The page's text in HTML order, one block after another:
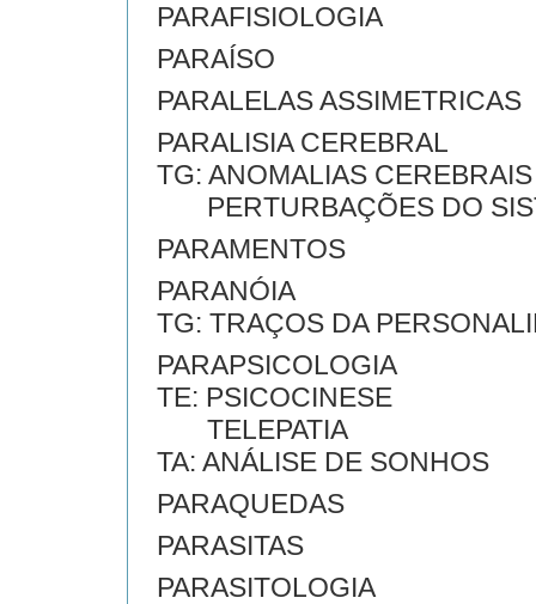
PARAFISIOLOGIA
PARAÍSO
PARALELAS ASSIMETRICAS
PARALISIA CEREBRAL
TG: ANOMALIAS CEREBRAIS
PERTURBAÇÕES DO
PARAMENTOS
PARANÓIA
TG: TRAÇOS DA
PARAPSICOLOGIA
TE: PSICOCINESE
TELEPATIA
TA: ANÁLISE DE SONHOS
PARAQUEDAS
PARASITAS
PARASITOLOGIA